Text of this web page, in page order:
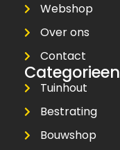
Webshop
Over ons
Contact
Categorieen
Tuinhout
Bestrating
Bouwshop